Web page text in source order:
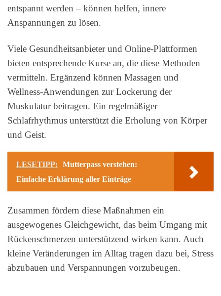
entspannt werden – können helfen, innere
Anspannungen zu lösen.
Viele Gesundheitsanbieter und Online-Plattformen
bieten entsprechende Kurse an, die diese Methoden
vermitteln. Ergänzend können Massagen und
Wellness-Anwendungen zur Lockerung der
Muskulatur beitragen. Ein regelmäßiger
Schlafrhythmus unterstützt die Erholung von Körper
und Geist.
LESETIPP:
Mutterpass verstehen:
Einfache Erklärung aller Einträge
Zusammen fördern diese Maßnahmen ein
ausgewogenes Gleichgewicht, das beim Umgang mit
Rückenschmerzen unterstützend wirken kann. Auch
kleine Veränderungen im Alltag tragen dazu bei, Stress
abzubauen und Verspannungen vorzubeugen.